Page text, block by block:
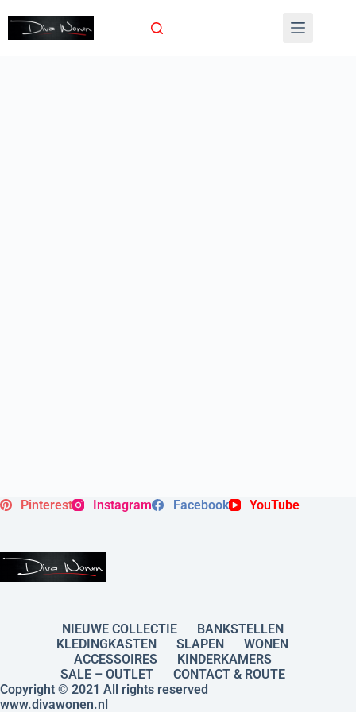
Pinterest Instagram Facebook YouTube
NIEUWE COLLECTIE
BANKSTELLEN
KLEDINGKASTEN
SLAPEN
WONEN
ACCESSOIRES
KINDERKAMERS
SALE – OUTLET
CONTACT & ROUTE
Copyright © 2021 All rights reserved
www.divawonen.nl